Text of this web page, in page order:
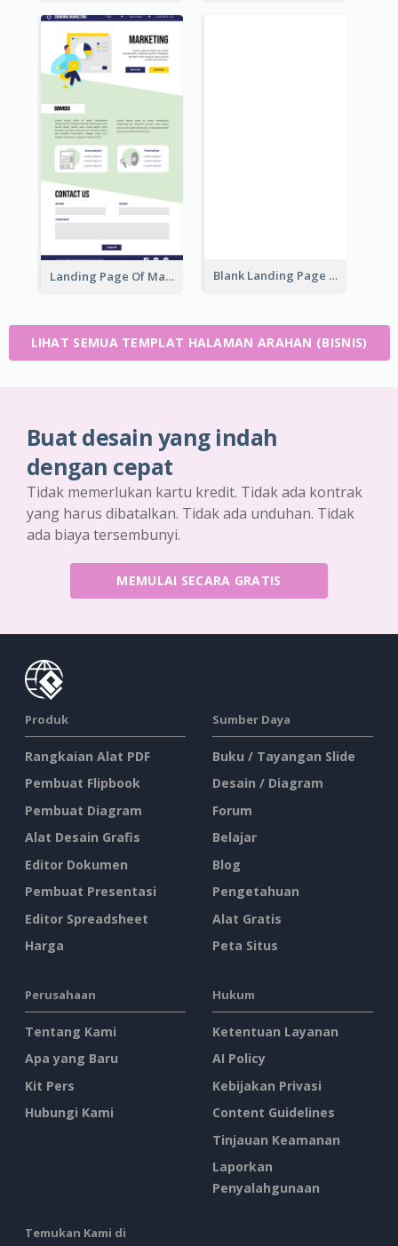
Landing Page Of Marketing Company Blank Landing Page
LIHAT SEMUA TEMPLAT HALAMAN ARAHAN (BISNIS)
Buat desain yang indah
dengan cepat
Tidak memerlukan kartu kredit. Tidak ada kontrak
yang harus dibatalkan. Tidak ada unduhan. Tidak
ada biaya tersembunyi.
MEMULAI SECARA GRATIS
Produk
Rangkaian Alat PDF
Pembuat Flipbook
Pembuat Diagram
Alat Desain Grafis
Editor Dokumen
Pembuat Presentasi
Editor Spreadsheet
Harga
Sumber Daya
Buku / Tayangan Slide
Desain / Diagram
Forum
Belajar
Blog
Pengetahuan
Alat Gratis
Peta Situs
Perusahaan
Tentang Kami
Apa yang Baru
Kit Pers
Hubungi Kami
Hukum
Ketentuan Layanan
AI Policy
Kebijakan Privasi
Content Guidelines
Tinjauan Keamanan
Laporkan
Penyalahgunaan
Temukan Kami di